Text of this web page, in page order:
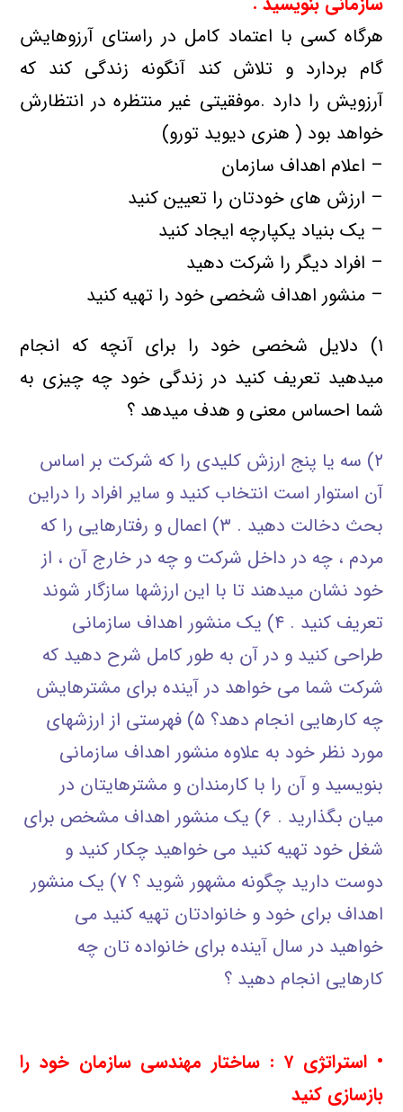
هرگاه کسی با اعتماد کامل در راستای آرزوهایش
گام بردارد و تلاش کند آنگونه زندگی کند که
آرزویش را دارد .موفقیتی غیر منتظره در انتظارش
خواهد بود ( هنری دیوید تورو)
– اعلام اهداف سازمان
– ارزش های خودتان را تعیین کنید
– یک بنیاد یکپارچه ایجاد کنید
– افراد دیگر را شرکت دهید
– منشور اهداف شخصی خود را تهیه کنید
۱) دلایل شخصی خود را برای آنچه که انجام
میدهید تعریف کنید در زندگی خود چه چیزی به
شما احساس معنی و هدف میدهد ؟
۲) سه یا پنج ارزش کلیدی را که شرکت بر اساس
آن استوار است انتخاب کنید و سایر افراد را دراین
بحث دخالت دهید . ۳) اعمال و رفتارهایی را که
مردم ، چه در داخل شرکت و چه در خارج آن ، از
خود نشان میدهند تا با این ارزشها سازگار شوند
تعریف کنید . ۴) یک منشور اهداف سازمانی
طراحی کنید و در آن به طور کامل شرح دهید که
شرکت شما می خواهد در آینده برای مشترهایش
چه کارهایی انجام دهد؟ ۵) فهرستی از ارزشهای
مورد نظر خود به علاوه منشور اهداف سازمانی
بنویسید و آن را با کارمندان و مشترهایتان در
میان بگذارید . ۶) یک منشور اهداف مشخص برای
شغل خود تهیه کنید می خواهید چکار کنید و
دوست دارید چگونه مشهور شوید ؟ ۷) یک منشور
اهداف برای خود و خانوادتان تهیه کنید می
خواهید در سال آینده برای خانواده تان چه
کارهایی انجام دهید ؟
• استراتژی
۷ : ساختار مهندسی سازمان خود را
بازسازی کنید